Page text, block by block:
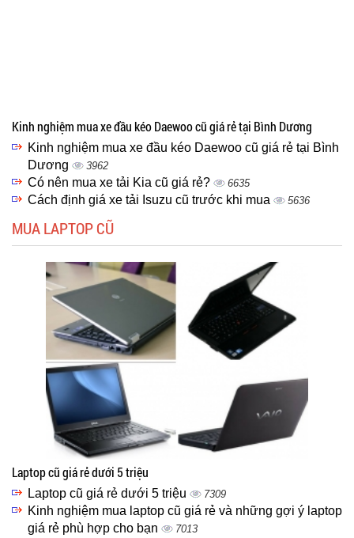
Kinh nghiệm mua xe đầu kéo Daewoo cũ giá rẻ tại Bình Dương
Kinh nghiệm mua xe đầu kéo Daewoo cũ giá rẻ tại Bình
Dương
3962
Có nên mua xe tải Kia cũ giá rẻ? 6635
Cách định giá xe tải Isuzu cũ trước khi mua 5636
MUA LAPTOP CŨ
Laptop cũ giá rẻ dưới 5 triệu
Laptop cũ giá rẻ dưới 5 triệu 7309
Kinh nghiệm mua laptop cũ giá rẻ và những gợi ý laptop
giá rẻ phù hợp cho bạn
7013